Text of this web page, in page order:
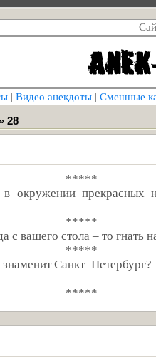
| Видео анекдоты | Смешные
28
*****
окружении прекрасных
*****
с вашего стола – то гнать
*****
Санкт–Петербург?
*****